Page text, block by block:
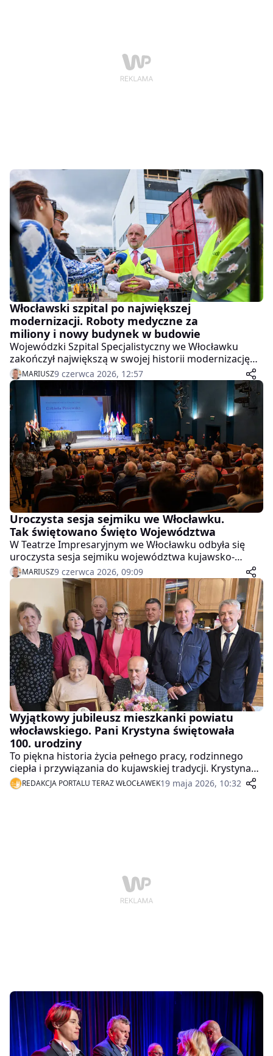
Włocławski szpital po największej
modernizacji. Roboty medyczne za
miliony i nowy budynek w budowie
Wojewódzki Szpital Specjalistyczny we Włocławku
zakończył największą w swojej historii modernizację
medyczną. Do placówki trafił sprzęt za 50 mln zł, w tym
robot chirurgiczny oraz zaawansowany system do
operacji neurochirurgicznych.
MARIUSZ9 czerwca 2026, 12:57
Uroczysta sesja sejmiku we Włocławku.
Tak świętowano Święto Województwa
W Teatrze Impresaryjnym we Włocławku odbyła się
uroczysta sesja sejmiku województwa kujawsko-
pomorskiego. To właśnie ona była głównym punktem
oficjalnej części obchodów Święta Województwa.
MARIUSZ9 czerwca 2026, 09:09
Wyjątkowy jubileusz mieszkanki powiatu
włocławskiego. Pani Krystyna świętowała
100. urodziny
To piękna historia życia pełnego pracy, rodzinnego
ciepła i przywiązania do kujawskiej tradycji. Krystyna
Sobczak z Powałkowic w powiecie włocławskim
obchodziła setne urodziny i została uhonorowana
REDAKCJA PORTALU TERAZ WŁOCŁAWEK19 maja 2026, 10:32